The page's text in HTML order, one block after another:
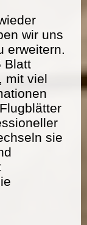
wir uns
erweitern.
Blatt
mit viel
sie